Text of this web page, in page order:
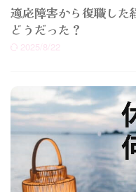
適応障害から復職した
どうだった？
2025/8/22